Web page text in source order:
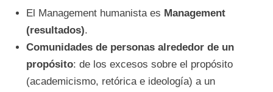
El Management humanista es Management
(resultados).
Comunidades de personas alrededor de un
propósito: de los excesos sobre el propósito
(academicismo, retórica e ideología) a un